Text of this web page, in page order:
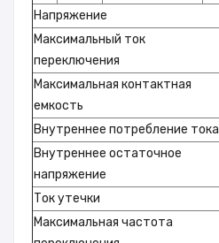
Напряжение
Максимальный ток
переключения
Максимальная контактная
емкость
Внутреннее потребление тока
Внутреннее остаточное
напряжение
Ток утечки
Максимальная частота